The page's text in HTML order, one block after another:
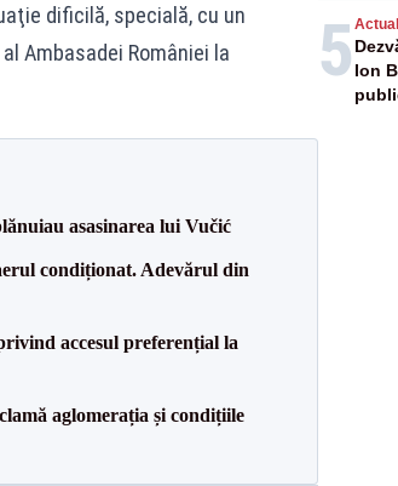
dificilă, specială, cu un
Ambasadei României la
asasinarea lui Vučić
condiționat. Adevărul din
accesul preferențial la
aglomerația și condițiile
5 Ion